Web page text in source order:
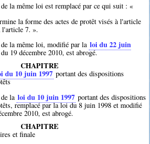
la même loi est remplacé par ce qui suit : «
la forme des actes de protêt visés à l'article
l'article 7. ».
la même loi, modifié par la loi du 22 juin
19 décembre 2010, est abrogé.
CHAPITRE
du 10 juin 1997 portant des dispositions
la loi du 10 juin 1997 portant des dispositions
remplacé par la loi du 8 juin 1998 et modifié
2010, est abrogé.
CHAPITRE
et finale